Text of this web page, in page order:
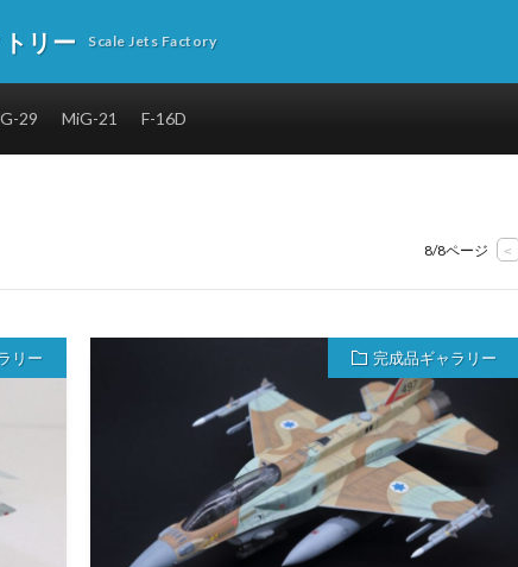
リー Scale Jets Factory
29 MiG-21 F-16D
8/8ページ <
リー 完成品ギャラリー